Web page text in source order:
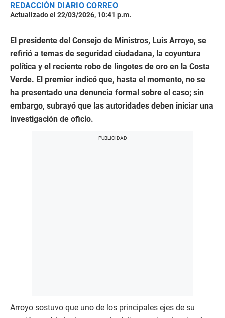
REDACCIÓN DIARIO CORREO
Actualizado el 22/03/2026, 10:41 p.m.
El presidente del Consejo de Ministros, Luis Arroyo, se
refirió a temas de seguridad ciudadana, la coyuntura
política y el reciente robo de lingotes de oro en la Costa
Verde. El premier indicó que, hasta el momento, no se
ha presentado una denuncia formal sobre el caso; sin
embargo, subrayó que las autoridades deben iniciar una
investigación de oficio.
Arroyo sostuvo que uno de los principales ejes de su